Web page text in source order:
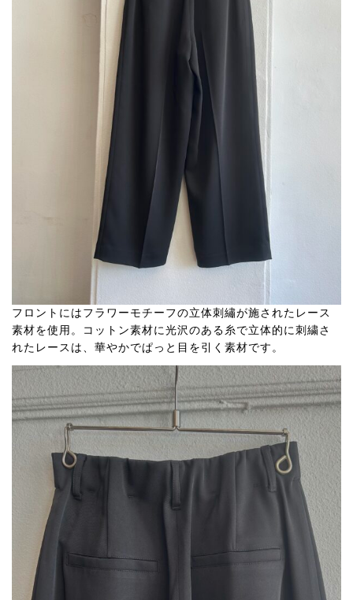
フロントにはフラワーモチーフの立体刺繡が施されたレース
素材を使用。コットン素材に光沢のある糸で立体的に刺繍さ
れたレースは、華やかでぱっと目を引く素材です。